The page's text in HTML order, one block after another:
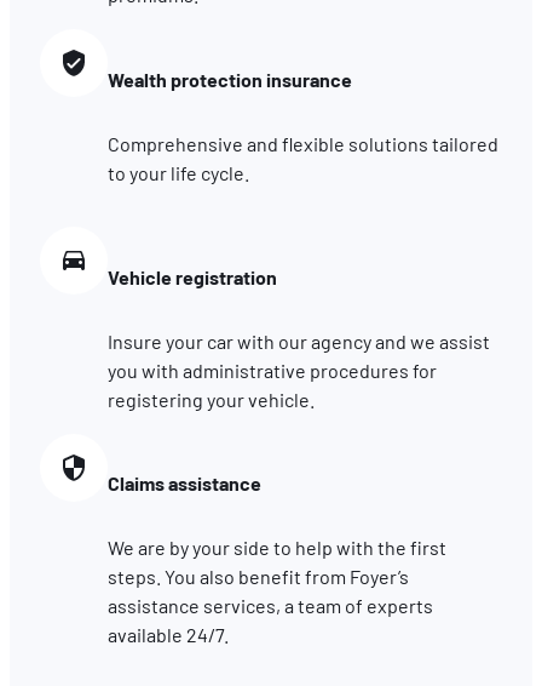
Wealth protection insurance
Comprehensive and flexible solutions tailored
to your life cycle.
Vehicle registration
Insure your car with our agency and we assist
you with administrative procedures for
registering your vehicle.
Claims assistance
We are by your side to help with the first
steps. You also benefit from Foyer’s
assistance services, a team of experts
available 24/7.